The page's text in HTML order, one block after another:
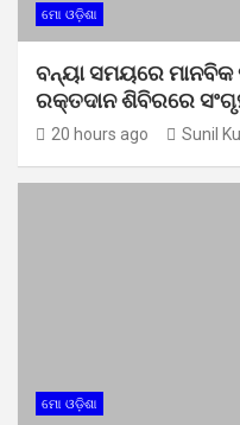
ମୋ ଓଡ଼ିଶା
ବନ୍ୟା ସମୟରେ
ରକ୍ତଦାନ ଶିବିରରେ
20 hours ago Sunil
ମୋ ଓଡ଼ିଶା